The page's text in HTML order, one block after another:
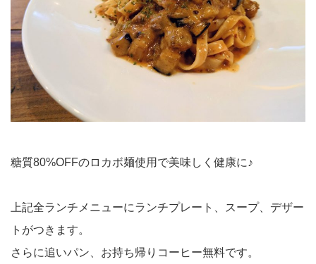
糖質80%OFFのロカボ麺使用で美味しく健康に♪
上記全ランチメニューにランチプレート、スープ、デザー
トがつきます。
さらに追いパン、お持ち帰りコーヒー無料です。